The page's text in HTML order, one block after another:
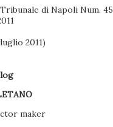
Ad esempio il portatile
di Napoli Num. 45
2011)
maker